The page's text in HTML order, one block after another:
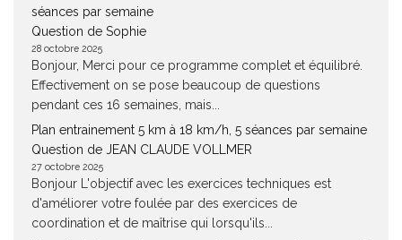
séances par semaine
Question de Sophie
28 octobre 2025
Bonjour, Merci pour ce programme complet et équilibré.
Effectivement on se pose beaucoup de questions
pendant ces 16 semaines, mais...
Plan entrainement 5 km à 18 km/h, 5 séances par semaine
Question de JEAN CLAUDE VOLLMER
27 octobre 2025
Bonjour L'objectif avec les exercices techniques est
d'améliorer votre foulée par des exercices de
coordination et de maîtrise qui lorsqu'ils...